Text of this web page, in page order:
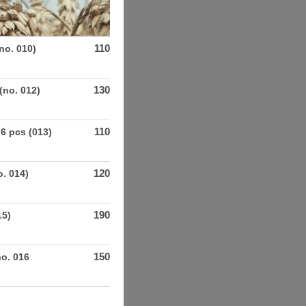
010) 110
012) 130
pcs (013) 110
014) 120
190
016 150